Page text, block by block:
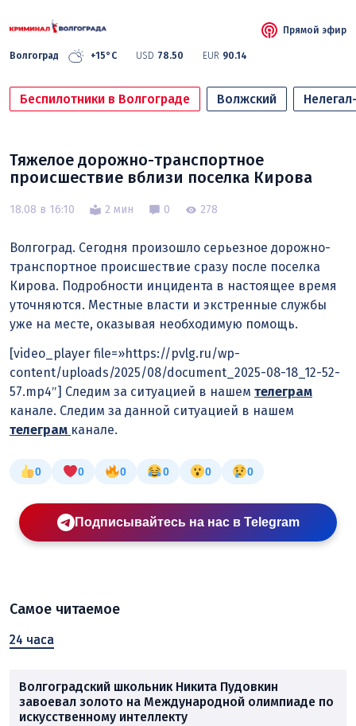
Волгоград +15°C USD 78.50 EUR 90.14
Прямой эфир
Беспилотники в Волгограде Волжский
Тяжелое дорожно-транспортное
происшествие вблизи поселка Кирова
18.08 в 16:10 2 мин 0 278
Волгоград. Сегодня произошло серьезное дорожно-
транспортное происшествие сразу после поселка
Кирова. Подробности инцидента в настоящее время
уточняются. Местные власти и экстренные службы
уже на месте, оказывая необходимую помощь.
[video_player file=»https://pvlg.ru/wp-
content/uploads/2025/08/document_2025-08-18_12-52-
57.mp4″] Следим за ситуацией в нашем телеграм
канале. Следим за данной ситуацией в нашем
телеграм канале.
0 0 0 0 0 0
Подписывайтесь на нас в Telegram
Самое читаемое
24 часа
Волгоградский школьник Никита Пудовкин
завоевал золото на Международной олимпиаде по
искусственному интеллекту